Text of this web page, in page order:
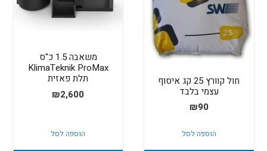
חול קוורץ 25 קג איסוף
עצמי בלבד
₪90
הוספה לסל
משאבה 1.5 כ"ס
KlimaTeknik ProMax
תלת פאזית
₪2,600
הוספה לסל